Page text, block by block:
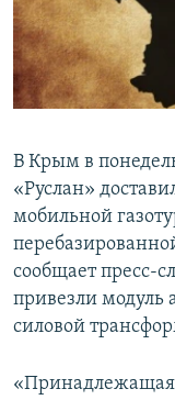
ПОБЕДИТЕЛЕЙ НЕ
ELIFBE
ПРИСОЕДИНЯЙТЕСЬ!
Все сайты RFE/
В Крым в
«Руслан»
мобильной
сообщает пресс-
привезли модуль
силовой
«Принадлежащая